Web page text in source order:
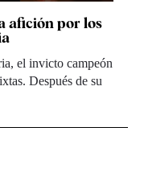
afición por los
el invicto campeón
Después de su